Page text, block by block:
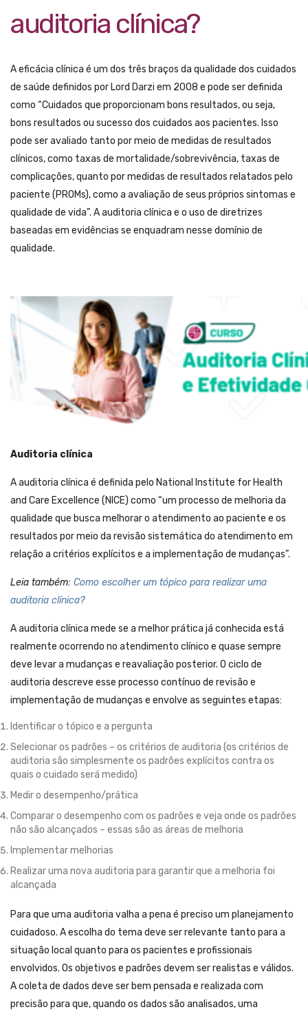
auditoria clínica?
A eficácia clínica é um dos três braços da qualidade dos cuidados
de saúde definidos por Lord Darzi em 2008 e pode ser definida
como “Cuidados que proporcionam bons resultados, ou seja,
bons resultados ou sucesso dos cuidados aos pacientes. Isso
pode ser avaliado tanto por meio de medidas de resultados
clínicos, como taxas de mortalidade/sobrevivência, taxas de
complicações, quanto por medidas de resultados relatados pelo
paciente (PROMs), como a avaliação de seus próprios sintomas e
qualidade de vida”. A auditoria clínica e o uso de diretrizes
baseadas em evidências se enquadram nesse domínio de
qualidade.
Auditoria clínica
A auditoria clínica é definida pelo National Institute for Health
and Care Excellence (NICE) como “um processo de melhoria da
qualidade que busca melhorar o atendimento ao paciente e os
resultados por meio da revisão sistemática do atendimento em
relação a critérios explícitos e a implementação de mudanças”.
Leia também: Como escolher um tópico para realizar uma
auditoria clínica?
A auditoria clínica mede se a melhor prática já conhecida está
realmente ocorrendo no atendimento clínico e quase sempre
deve levar a mudanças e reavaliação posterior. O ciclo de
auditoria descreve esse processo contínuo de revisão e
implementação de mudanças e envolve as seguintes etapas:
Identificar o tópico e a pergunta
Selecionar os padrões – os critérios de auditoria (os critérios de
auditoria são simplesmente os padrões explícitos contra os
quais o cuidado será medido)
Medir o desempenho/prática
Comparar o desempenho com os padrões e veja onde os padrões
não são alcançados – essas são as áreas de melhoria
Implementar melhorias
Realizar uma nova auditoria para garantir que a melhoria foi
alcançada
Para que uma auditoria valha a pena é preciso um planejamento
cuidadoso. A escolha do tema deve ser relevante tanto para a
situação local quanto para os pacientes e profissionais
envolvidos. Os objetivos e padrões devem ser realistas e válidos.
A coleta de dados deve ser bem pensada e realizada com
precisão para que, quando os dados são analisados, uma